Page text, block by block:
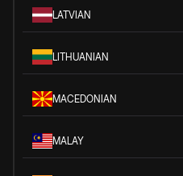
LATVIAN
LITHUANIAN
MACEDONIAN
MALAY